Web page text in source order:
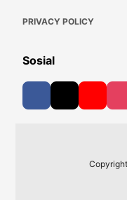
PRIVACY POLICY
Sosial